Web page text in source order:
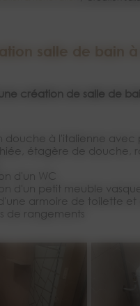
salle de bain à
création de salle de
étagère de douche,
d'un WC
armoire de toilette et
de rangements